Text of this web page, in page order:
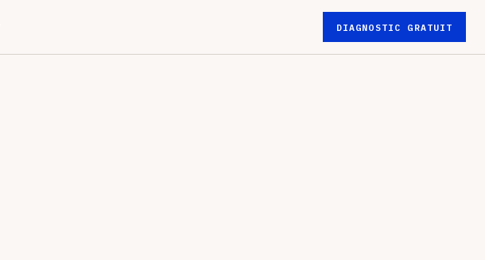
DIAGNOSTIC GRATUIT